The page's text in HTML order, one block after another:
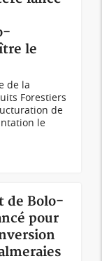
le
de la
Forestiers
de
le
de Bolo-
pour